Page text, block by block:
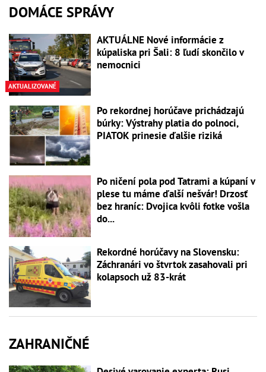
DOMÁCE SPRÁVY
AKTUALIZOVANÉ
AKTUÁLNE Nové informácie z
kúpaliska pri Šali: 8 ľudí skončilo v
nemocnici
Po rekordnej horúčave prichádzajú
búrky: Výstrahy platia do polnoci,
PIATOK prinesie ďalšie riziká
Po ničení pola pod Tatrami a kúpaní v
plese tu máme ďalší nešvár! Drzosť
bez hraníc: Dvojica kvôli fotke vošla
do...
Rekordné horúčavy na Slovensku:
Záchranári vo štvrtok zasahovali pri
kolapsoch už 83-krát
ZAHRANIČNÉ